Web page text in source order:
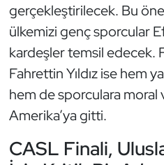
gerçekleştirilecek. Bu
ülkemizi genç sporcular
kardeşler temsil edecek.
Fahrettin Yıldız ise hem
hem de sporculara moral
Amerika’ya gitti.
CASL Finali,
Genel
Golf
Güreş
Halter